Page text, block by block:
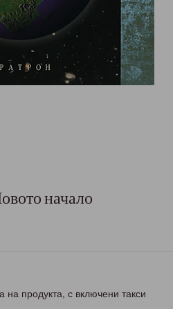
начало
на продукта, с включени такси